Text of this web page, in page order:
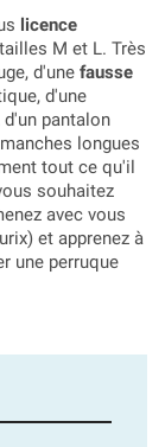
licence
M et L. Très
d'une fausse
d'une
pantalon
longues
tout ce qu'il
souhaitez
avec vous
et apprenez à
une perruque